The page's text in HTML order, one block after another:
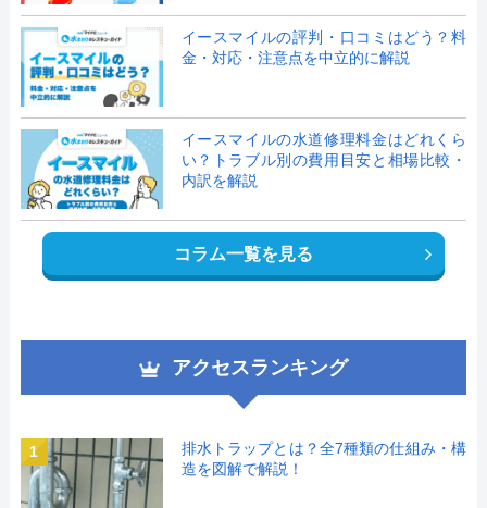
イースマイルの評判・口コミはどう？料
金・対応・注意点を中立的に解説
イースマイルの水道修理料金はどれくら
い？トラブル別の費用目安と相場比較・
内訳を解説
コラム一覧を見る
アクセスランキング
1
排水トラップとは？全7種類の仕組み・構
造を図解で解説！